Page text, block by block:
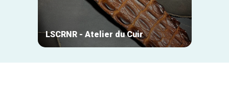
LSCRNR - Atelier du Cuir